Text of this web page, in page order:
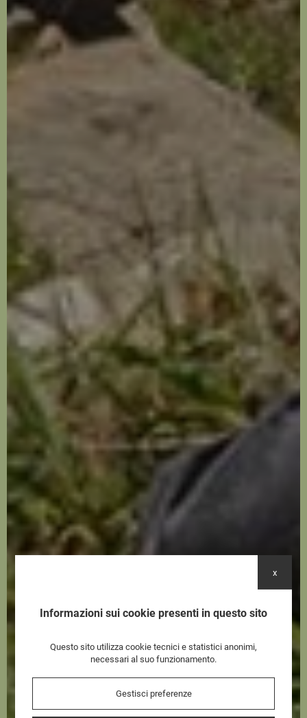
Informazioni sui cookie presenti in questo sito
Questo sito utilizza cookie tecnici e statistici anonimi,
necessari al suo funzionamento.
Gestisci preferenze
x